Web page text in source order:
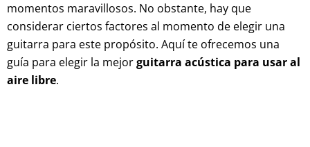
momentos maravillosos. No obstante, hay que
considerar ciertos factores al momento de elegir una
guitarra para este propósito. Aquí te ofrecemos una
guía para elegir la mejorguitarra acústica para usar al
aire libre.